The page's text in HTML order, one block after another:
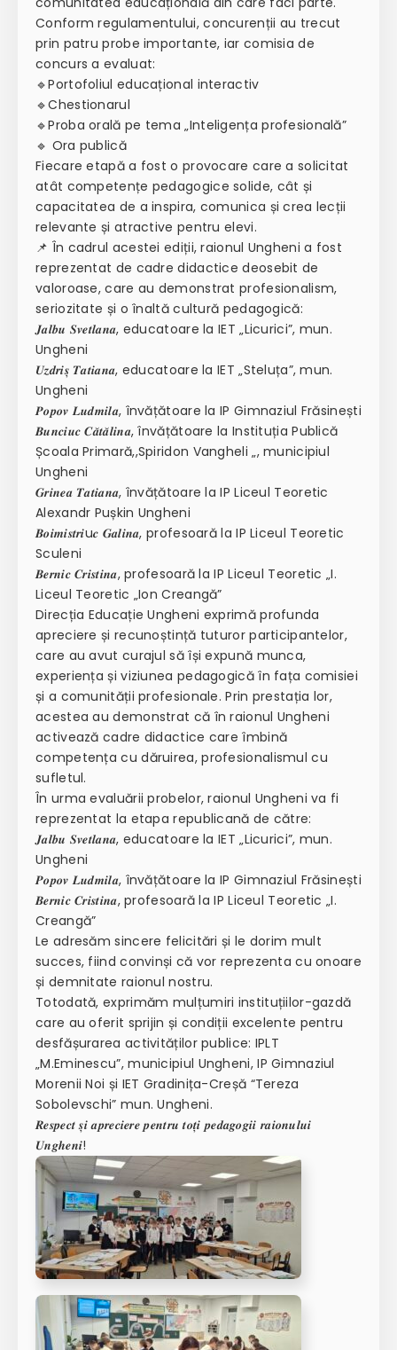
Conform regulamentului, concurenții au trecut
prin patru probe importante, iar comisia de
concurs a evaluat:
🔹Portofoliul educațional interactiv
🔹Chestionarul
🔹Proba orală pe tema „Inteligența profesională”
🔹 Ora publică
Fiecare etapă a fost o provocare care a solicitat
atât competențe pedagogice solide, cât și
capacitatea de a inspira, comunica și crea lecții
relevante și atractive pentru elevi.
📌 În cadrul acestei ediții, raionul Ungheni a fost
reprezentat de cadre didactice deosebit de
valoroase, care au demonstrat profesionalism,
seriozitate și o înaltă cultură pedagogică:
𝑱𝒂𝒍𝒃𝒖 𝑺𝒗𝒆𝒕𝒍𝒂𝒏𝒂, educatoare la IET „Licurici”, mun.
Ungheni
𝑼𝒛𝒅𝒓𝒊𝒔̦ 𝑻𝒂𝒕𝒊𝒂𝒏𝒂, educatoare la IET „Steluța”, mun.
Ungheni
𝑷𝒐𝒑𝒐𝒗 𝑳𝒖𝒅𝒎𝒊𝒍𝒂, învățătoare la IP Gimnaziul Frăsinești
𝑩𝒖𝒏𝒄𝒊𝒖𝒄 𝑪𝒂̆𝒕𝒂̆𝒍𝒊𝒏𝒂, învățătoare la Instituția Publică
Școala Primară,,Spiridon Vangheli „, municipiul
Ungheni
𝑮𝒓𝒊𝒏𝒆𝒂 𝑻𝒂𝒕𝒊𝒂𝒏𝒂, învățătoare la IP Liceul Teoretic
Alexandr Pușkin Ungheni
𝑩𝒐𝒊𝒎𝒊𝒔𝒕𝒓𝒊u𝒄 𝑮𝒂𝒍𝒊𝒏𝒂, profesoară la IP Liceul Teoretic
Sculeni
𝑩𝒆𝒓𝒏𝒊𝒄 𝑪𝒓𝒊𝒔𝒕𝒊𝒏𝒂, profesoară la IP Liceul Teoretic „I.
Liceul Teoretic „Ion Creangă”
Direcția Educație Ungheni exprimă profunda
apreciere și recunoștință tuturor participantelor,
care au avut curajul să își expună munca,
experiența și viziunea pedagogică în fața comisiei
și a comunității profesionale. Prin prestația lor,
acestea au demonstrat că în raionul Ungheni
activează cadre didactice care îmbină
competența cu dăruirea, profesionalismul cu
sufletul.
În urma evaluării probelor, raionul Ungheni va fi
reprezentat la etapa republicană de către:
𝑱𝒂𝒍𝒃𝒖 𝑺𝒗𝒆𝒕𝒍𝒂𝒏𝒂, educatoare la IET „Licurici”, mun.
Ungheni
𝑷𝒐𝒑𝒐𝒗 𝑳𝒖𝒅𝒎𝒊𝒍𝒂, învățătoare la IP Gimnaziul Frăsinești
𝑩𝒆𝒓𝒏𝒊𝒄 𝑪𝒓𝒊𝒔𝒕𝒊𝒏𝒂, profesoară la IP Liceul Teoretic „I.
Creangă”
Le adresăm sincere felicitări și le dorim mult
succes, fiind convinși că vor reprezenta cu onoare
și demnitate raionul nostru.
Totodată, exprimăm mulțumiri instituțiilor-gazdă
care au oferit sprijin și condiții excelente pentru
desfășurarea activităților publice: IPLT
„M.Eminescu”, municipiul Ungheni, IP Gimnaziul
Morenii Noi și IET Gradinița-Creșă “Tereza
Sobolevschi” mun. Ungheni.
𝑹𝒆𝒔𝒑𝒆𝒄𝒕 𝒔̦𝒊 𝒂𝒑𝒓𝒆𝒄𝒊𝒆𝒓𝒆 𝒑𝒆𝒏𝒕𝒓𝒖 𝒕𝒐𝒕̦𝒊 𝒑𝒆𝒅𝒂𝒈𝒐𝒈𝒊𝒊 𝒓𝒂𝒊𝒐𝒏𝒖𝒍𝒖𝒊
𝑼𝒏𝒈𝒉𝒆𝒏𝒊!